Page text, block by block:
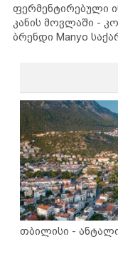
ფერმენტირებული
კანის მოვლაში -
ბრენდი Manyo
თბილისი -